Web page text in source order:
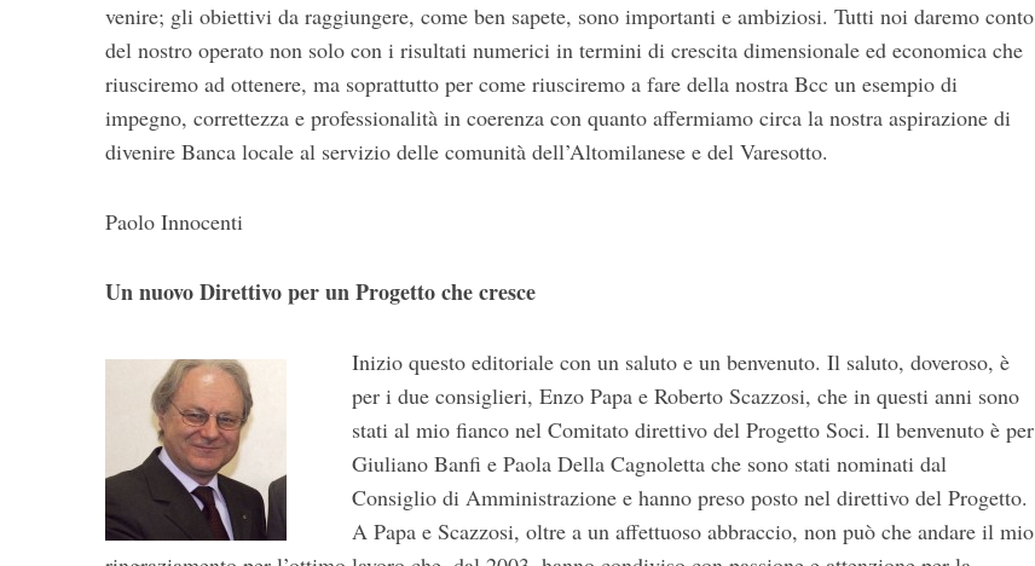
venire; gli obiettivi da raggiungere, come ben sapete, sono importanti e ambiziosi. Tutti noi daremo conto
del nostro operato non solo con i risultati numerici in termini di crescita dimensionale ed economica che
riusciremo ad ottenere, ma soprattutto per come riusciremo a fare della nostra Bcc un esempio di
impegno, correttezza e professionalità in coerenza con quanto affermiamo circa la nostra aspirazione di
divenire Banca locale al servizio delle comunità dell’Altomilanese e del Varesotto.
Paolo Innocenti
Un nuovo Direttivo per un Progetto che cresce
Inizio questo editoriale con un saluto e un benvenuto. Il saluto, doveroso, è
per i due consiglieri, Enzo Papa e Roberto Scazzosi, che in questi anni sono
stati al mio fianco nel Comitato direttivo del Progetto Soci. Il benvenuto è per
Giuliano Banfi e Paola Della Cagnoletta che sono stati nominati dal
Consiglio di Amministrazione e hanno preso posto nel direttivo del Progetto.
A Papa e Scazzosi, oltre a un affettuoso abbraccio, non può che andare il mio